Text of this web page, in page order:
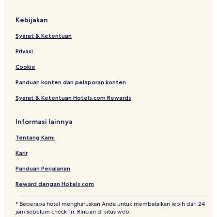
Kebijakan
Syarat & Ketentuan
Privasi
Cookie
Panduan konten dan pelaporan konten
Syarat & Ketentuan Hotels.com Rewards
Informasi lainnya
Tentang Kami
Karir
Panduan Perjalanan
Reward dengan Hotels.com
* Beberapa hotel mengharuskan Anda untuk membatalkan lebih dari 24
jam sebelum check-in. Rincian di situs web.